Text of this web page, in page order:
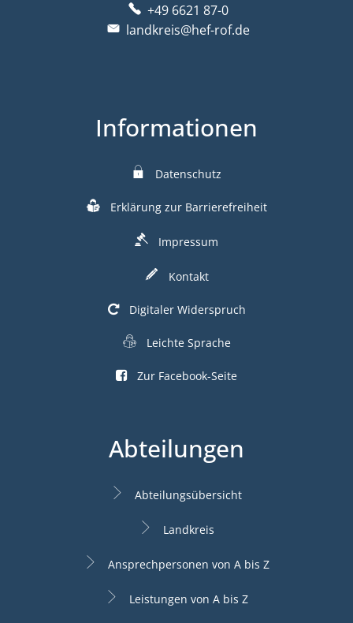
+49 6621 87-0
landkreis@hef-rof.de
Informationen
Datenschutz
Erklärung zur Barrierefreiheit
Impressum
Kontakt
Digitaler Widerspruch
Leichte Sprache
Zur Facebook-Seite
Abteilungen
Abteilungsübersicht
Landkreis
Ansprechpersonen von A bis Z
Leistungen von A bis Z